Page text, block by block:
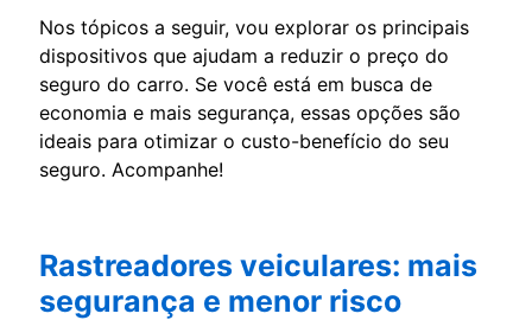
Nos tópicos a seguir, vou explorar os principais
dispositivos que ajudam a reduzir o preço do
seguro do carro. Se você está em busca de
economia e mais segurança, essas opções são
ideais para otimizar o custo-benefício do seu
seguro. Acompanhe!
Rastreadores veiculares: mais
segurança e menor risco